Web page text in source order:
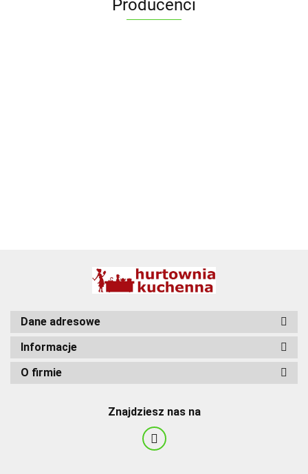
Producenci
Dane adresowe
Informacje
O firmie
Znajdziesz nas na